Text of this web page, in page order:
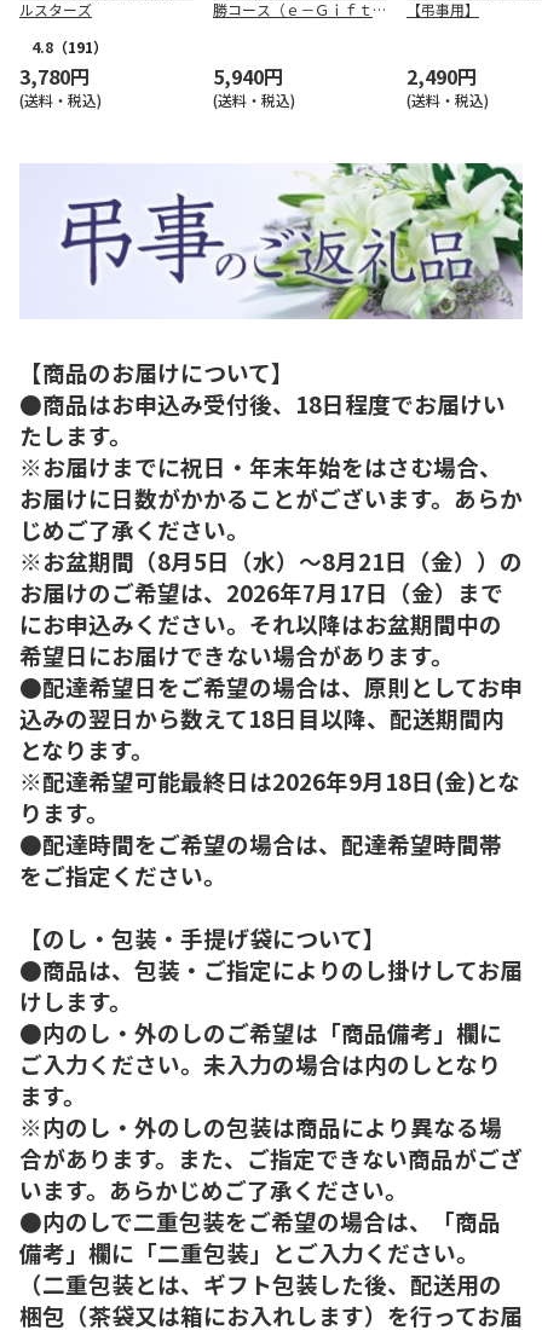
ルスターズ
4.8 （191）
3,780円
(送料・税込)
勝コース（ｅ－Ｇｉｆｔ）
5,940円
(送料・税込)
【弔事用】
2,490円
(送料・税込)
【商品のお届けについて】
●商品はお申込み受付後、18日程度でお届けい
たします。
※お届けまでに祝日・年末年始をはさむ場合、
お届けに日数がかかることがございます。あらか
じめご了承ください。
※お盆期間（8月5日（水）～8月21日（金））の
お届けのご希望は、2026年7月17日（金）まで
にお申込みください。それ以降はお盆期間中の
希望日にお届けできない場合があります。
●配達希望日をご希望の場合は、原則としてお申
込みの翌日から数えて18日目以降、配送期間内
となります。
※配達希望可能最終日は2026年9月18日(金)とな
ります。
●配達時間をご希望の場合は、配達希望時間帯
をご指定ください。
【のし・包装・手提げ袋について】
●商品は、包装・ご指定によりのし掛けしてお届
けします。
●内のし・外のしのご希望は「商品備考」欄に
ご入力ください。未入力の場合は内のしとなり
ます。
※内のし・外のしの包装は商品により異なる場
合があります。また、ご指定できない商品がござ
います。あらかじめご了承ください。
●内のしで二重包装をご希望の場合は、「商品
備考」欄に「二重包装」とご入力ください。
（二重包装とは、ギフト包装した後、配送用の
梱包（茶袋又は箱にお入れします）を行ってお届